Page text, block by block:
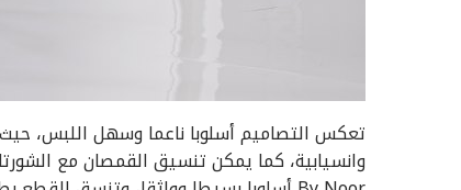
تعكس التصاميم أسلوبا ناعما وسهل اللبس،